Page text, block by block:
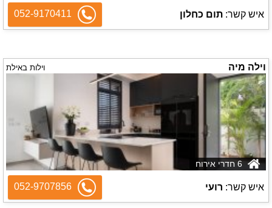
איש קשר: תום כחלון 052-9170411
וילה מיה וילות באילת
6 חדרי אירוח
איש קשר: רועי 052-9707856